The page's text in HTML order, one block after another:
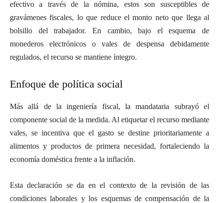
efectivo a través de la nómina, estos son susceptibles de
gravámenes fiscales, lo que reduce el monto neto que llega al
bolsillo del trabajador. En cambio, bajo el esquema de
monederos electrónicos o vales de despensa debidamente
regulados, el recurso se mantiene íntegro.
Enfoque de política social
Más allá de la ingeniería fiscal, la mandataria subrayó el
componente social de la medida. Al etiquetar el recurso mediante
vales, se incentiva que el gasto se destine prioritariamente a
alimentos y productos de primera necesidad, fortaleciendo la
economía doméstica frente a la inflación.
Esta declaración se da en el contexto de la revisión de las
condiciones laborales y los esquemas de compensación de la